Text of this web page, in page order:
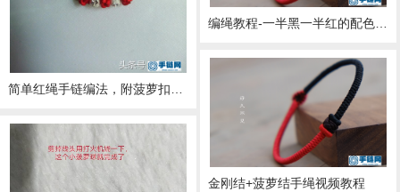
简单红绳手链编法，附菠萝扣教程步骤
编绳教程-一半黑一半红的配色 就像两个久未见面的朋友再次遇见 而道一句 [好久不见]金刚结+菠萝结 编出来的手绳是不是你喜欢的样子呀
金刚结+菠萝结手绳视频教程